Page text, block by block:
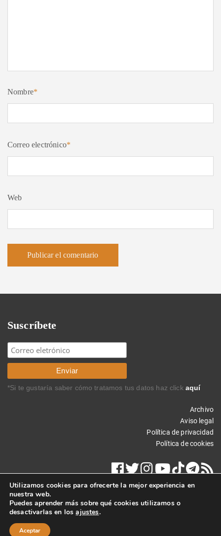
Nombre*
Correo electrónico*
Web
Suscríbete
*Si te gustaría saber cómo tratamos tus datos haz click aquí
Archivo
Aviso legal
Política de privacidad
Política de cookies
Copyright © 2014 Carlos Rodríguez Braun. Todos los derechos
reservados.
Utilizamos cookies para ofrecerte la mejor experiencia en
nuestra web.
Puedes aprender más sobre qué cookies utilizamos o
desactivarlas en losajustes.
Aceptar